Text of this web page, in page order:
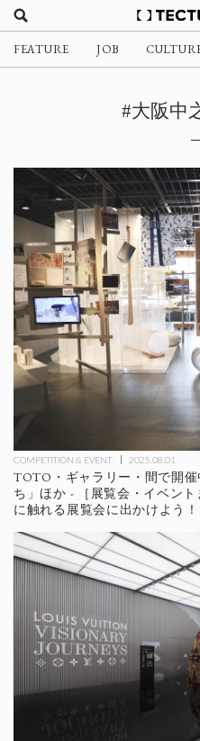
FEATURE JOB
#大阪中
COMPETITION & EVENT 2025.08.01
TOTO・ギャラリー・間で開
ち」ほか - ［展覧会・イベン
に触れる展覧会に出かけよう！